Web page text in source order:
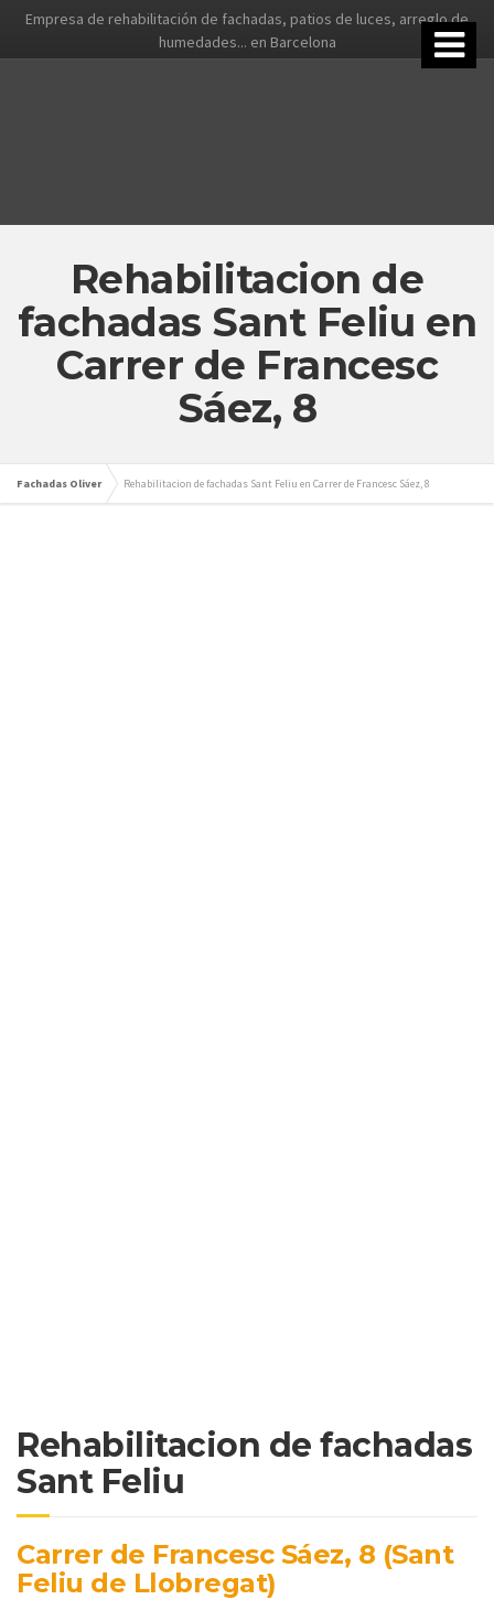
Empresa de rehabilitación de fachadas, patios de luces, arreglo de
humedades... en Barcelona
Rehabilitacion de
fachadas Sant Feliu en
Carrer de Francesc
Sáez, 8
Fachadas Oliver Rehabilitacion de fachadas Sant Feliu en Carrer de Francesc Sáez, 8
Rehabilitacion de fachadas
Sant Feliu
Carrer de Francesc Sáez, 8 (Sant
Feliu de Llobregat)